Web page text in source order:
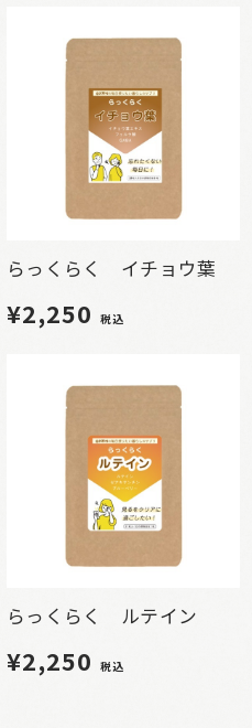
らっくらく イチョウ葉
¥2,250 税込
らっくらく ルテイン
¥2,250 税込